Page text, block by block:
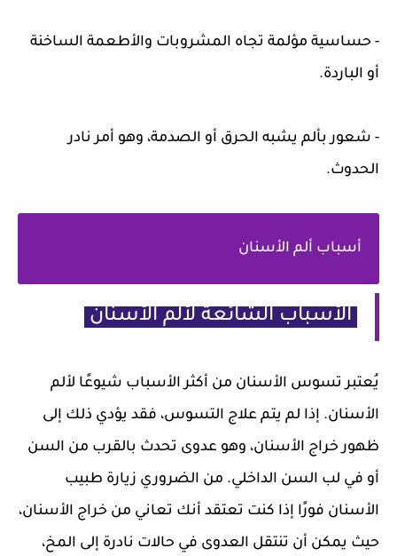
- حساسية مؤلمة تجاه المشروبات والأطعمة الساخنة
أو الباردة.
- شعور بألم يشبه الحرق أو الصدمة، وهو أمر نادر
الحدوث.
أسباب ألم الأسنان
الأسباب الشائعة لألم الأسنان
يُعتبر تسوس الأسنان من أكثر الأسباب شيوعًا لألم
الأسنان. إذا لم يتم علاج التسوس، فقد يؤدي ذلك إلى
ظهور خراج الأسنان، وهو عدوى تحدث بالقرب من السن
أو في لب السن الداخلي. من الضروري زيارة طبيب
الأسنان فورًا إذا كنت تعتقد أنك تعاني من خراج الأسنان،
حيث يمكن أن تنتقل العدوى في حالات نادرة إلى المخ،